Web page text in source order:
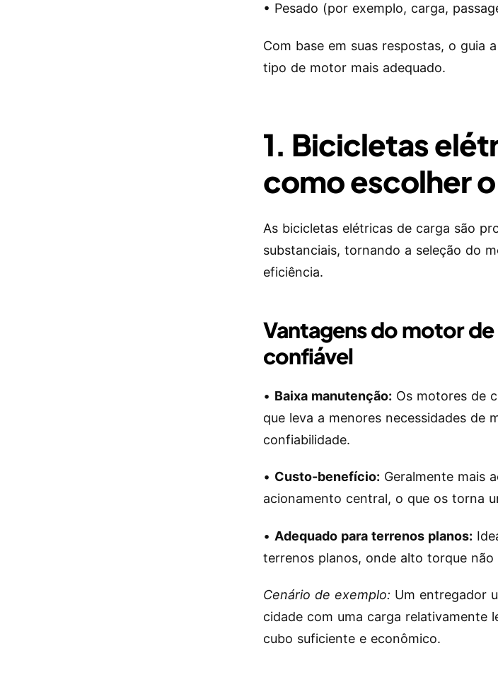
• Pesado (por exemplo, carga,
Com base em suas respostas, o guia
tipo de motor mais adequado.
1. Bicicletas
como escolher
As bicicletas elétricas de carga são
substanciais, tornando a seleção do
eficiência.
Vantagens do motor
confiável
• Baixa manutenção: Os motores de
que leva a menores necessidades de
confiabilidade.
• Custo-benefício: Geralmente mais
acionamento central, o que os torna
• Adequado para terrenos planos:
terrenos planos, onde alto torque não
Cenário de exemplo: Um entregador
cidade com uma carga relativamente
cubo suficiente e econômico.